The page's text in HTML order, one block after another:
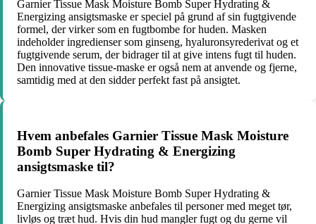
Garnier Tissue Mask Moisture Bomb Super Hydrating &
Energizing ansigtsmaske er speciel på grund af sin fugtgivende
formel, der virker som en fugtbombe for huden. Masken
indeholder ingredienser som ginseng, hyaluronsyrederivat og et
fugtgivende serum, der bidrager til at give intens fugt til huden.
Den innovative tissue-maske er også nem at anvende og fjerne,
samtidig med at den sidder perfekt fast på ansigtet.
Hvem anbefales Garnier Tissue Mask Moisture
Bomb Super Hydrating & Energizing
ansigtsmaske til?
Garnier Tissue Mask Moisture Bomb Super Hydrating &
Energizing ansigtsmaske anbefales til personer med meget tør,
livløs og træt hud. Hvis din hud mangler fugt og du gerne vil